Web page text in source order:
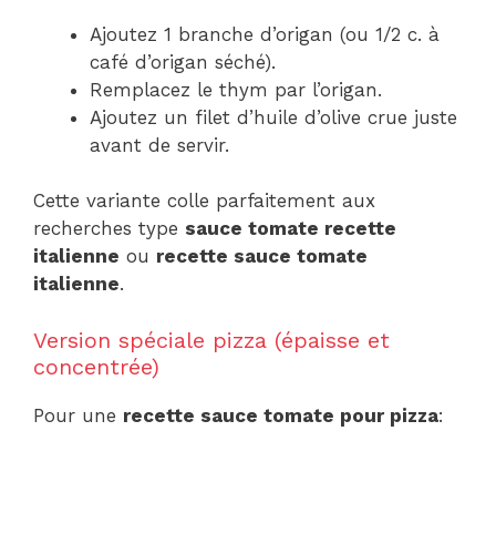
Ajoutez 1 branche d’origan (ou 1/2 c. à
café d’origan séché).
Remplacez le thym par l’origan.
Ajoutez un filet d’huile d’olive crue juste
avant de servir.
Cette variante colle parfaitement aux
recherches type sauce tomate recette
italienne ou recette sauce tomate
italienne.
Version spéciale pizza (épaisse et
concentrée)
Pour une recette sauce tomate pour pizza: